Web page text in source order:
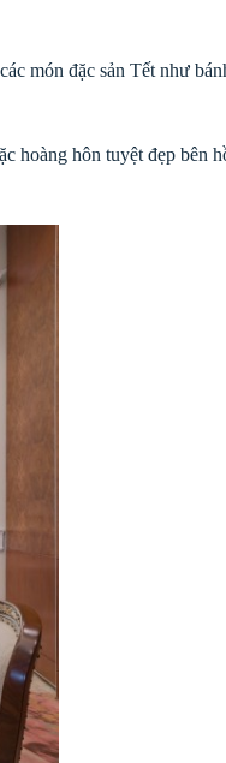
món đặc sản Tết như
hoàng hôn tuyệt đẹp bên